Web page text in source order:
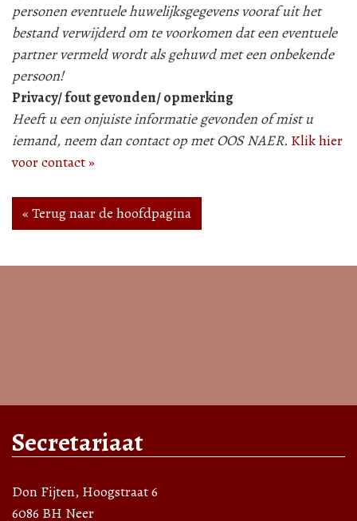
personen eventuele huwelijksgegevens vooraf uit het
bestand verwijderd om te voorkomen dat een eventuele
partner vermeld wordt als gehuwd met een onbekende
persoon!
Privacy/ fout gevonden/ opmerking
Heeft u een onjuiste informatie gevonden of mist u
iemand, neem dan contact op met OOS NAER. Klik hier
voor contact »
« Terug naar de hoofdpagina
Secretariaat
Don Fijten, Hoogstraat 6
6086 BH Neer